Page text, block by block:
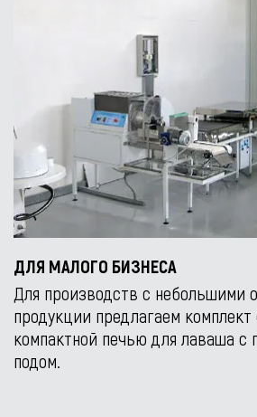
ДЛЯ МАЛОГО БИЗНЕСА
Для производств с небольшими
продукции предлагаем комплект
компактной печью для лаваша с
подом.